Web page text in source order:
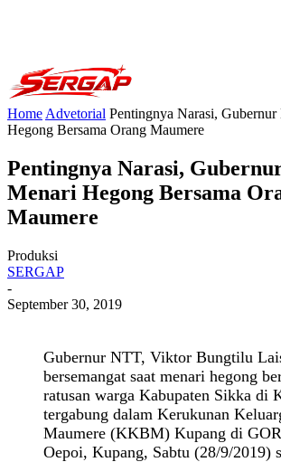
Home Advetorial Pentingnya Narasi,
Hegong Bersama Orang Maumere
Pentingnya Narasi,
Menari Hegong Bersama
Maumere
Produksi
SERGAP
-
September 30, 2019
Gubernur NTT, Viktor Bungtilu
bersemangat saat menari hegong
ratusan warga Kabupaten Sikka di
tergabung dalam Kerukunan
Maumere (KKBM) Kupang di
Oepoi, Kupang, Sabtu (28/9/2019)